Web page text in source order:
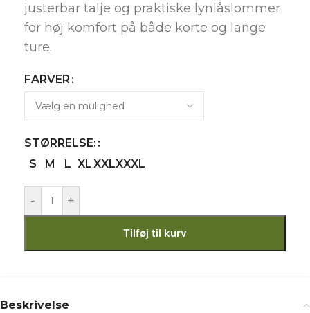
justerbar talje og praktiske lynlåslommer
for høj komfort på både korte og lange
ture.
FARVER
STØRRELSE:
S
M L XLXXLXXXL
- +
Tilføj til kurv
Beskrivelse